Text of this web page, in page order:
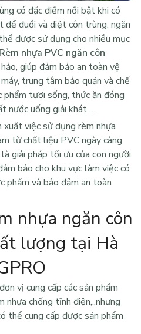
có đặc điểm nổi bật khi có
để đuổi và diệt côn trùng, ngăn
được sử dụng cho nhiều mục
Rèm nhựa PVC ngăn côn
giúp đảm bảo an toàn vệ
trung tâm bảo quản và chế
tươi sống, thức ăn đóng
nước uống giải khát …
xuất việc sử dụng rèm nhựa
từ chất liệu PVC ngày càng
giải pháp tối ưu của con người
bảo cho khu vực làm việc có
phẩm và bảo đảm an toàn
nhựa ngăn côn
lượng tại Hà
vị cung cấp các sản phẩm
nhựa chống tĩnh điện,..nhưng
thể cung cấp được sản phẩm